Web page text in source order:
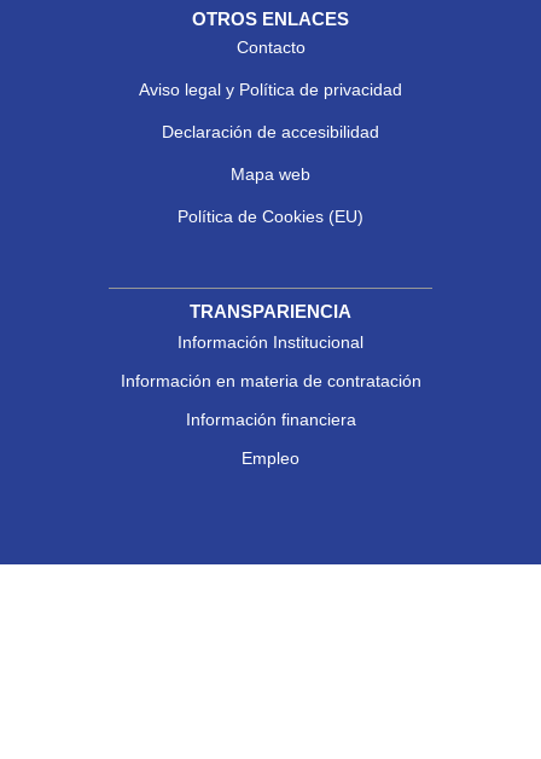
OTROS ENLACES
Contacto
Aviso legal y Política de privacidad
Declaración de accesibilidad
Mapa web
Política de Cookies (EU)
TRANSPARIENCIA
Información Institucional
Información en materia de contratación
Información financiera
Empleo